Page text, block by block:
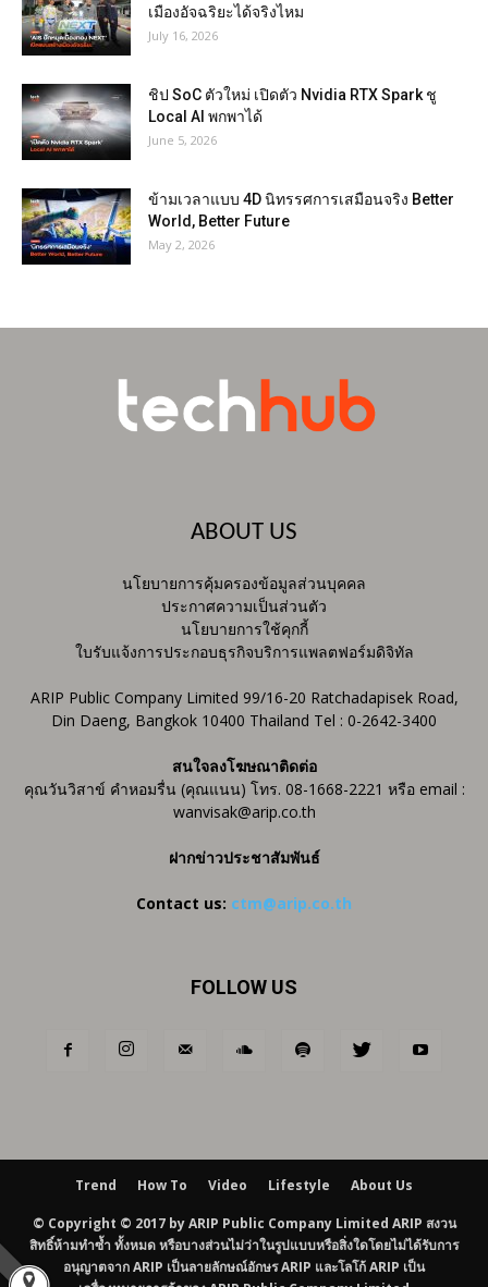
เมืองอัจฉริยะได้จริงไหม
July 16, 2026
ชิป SoC ตัวใหม่ เปิดตัว Nvidia RTX Spark ชู
Local AI พกพาได้
June 5, 2026
ข้ามเวลาแบบ 4D นิทรรศการเสมือนจริง Better
World, Better Future
May 2, 2026
ABOUT US
นโยบายการคุ้มครองข้อมูลส่วนบุคคล
ประกาศความเป็นส่วนตัว
นโยบายการใช้คุกกี้
ใบรับแจ้งการประกอบธุรกิจบริการแพลตฟอร์มดิจิทัล
ARIP Public Company Limited 99/16-20 Ratchadapisek Road,
Din Daeng, Bangkok 10400 Thailand Tel : 0-2642-3400
สนใจลงโฆษณาติดต่อ
คุณวันวิสาข์ คำหอมรื่น (คุณแนน) โทร. 08-1668-2221 หรือ email :
wanvisak@arip.co.th
ฝากข่าวประชาสัมพันธ์
Contact us: ctm@arip.co.th
FOLLOW US
Trend How To Video Lifestyle About Us
© Copyright © 2017 by ARIP Public Company Limited ARIP สงวน
สิทธิ์ห้ามทำซ้ำ ทั้งหมด หรือบางส่วนไม่ว่าในรูปแบบหรือสิ่งใดโดยไม่ได้รับการ
อนุญาตจาก ARIP เป็นลายลักษณ์อักษร ARIP และโลโก้ ARIP เป็น